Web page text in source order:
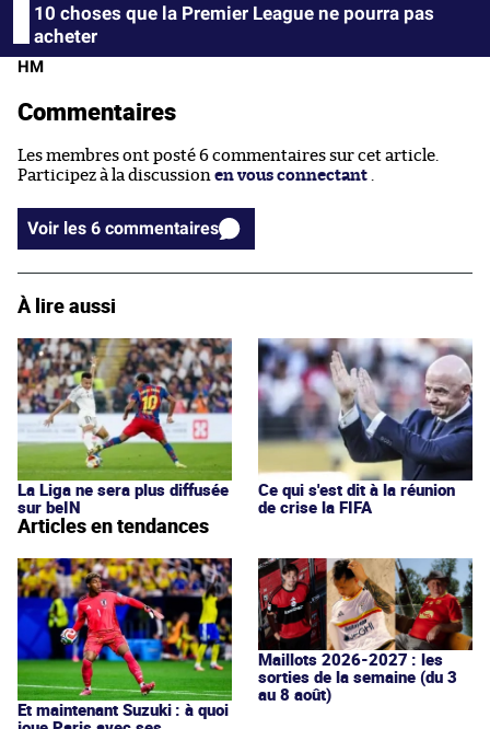
10 choses que la Premier League ne pourra pas
acheter
HM
Commentaires
Les membres ont posté 6 commentaires sur cet article.
Participez à la discussion en vous connectant
Voir les 6 commentaires
À lire aussi
La Liga ne sera plus diffusée
sur beIN
Ce qui s'est dit à la réunion
de crise la FIFA
Articles en tendances
Et maintenant Suzuki : à quoi
Maillots 2026-2027 : les
sorties de la semaine (du 3
au 8 août)